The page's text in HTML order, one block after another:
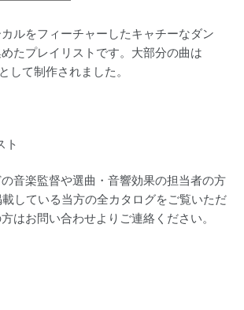
ルをフィーチャーしたキャチーなダン
たプレイリストです。大部分の曲は
して制作されました。
ト
音楽監督や選曲・音響効果の担当者の方
載している当方の全カタログをご覧いただ
はお問い合わせよりご連絡ください。